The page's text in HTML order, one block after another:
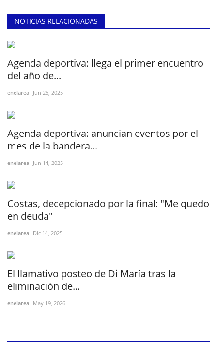
NOTICIAS RELACIONADAS
Agenda deportiva: llega el primer encuentro
del año de...
enelarea Jun 26, 2025
Agenda deportiva: anuncian eventos por el
mes de la bandera...
enelarea Jun 14, 2025
Costas, decepcionado por la final: "Me quedo
en deuda"
enelarea Dic 14, 2025
El llamativo posteo de Di María tras la
eliminación de...
enelarea May 19, 2026